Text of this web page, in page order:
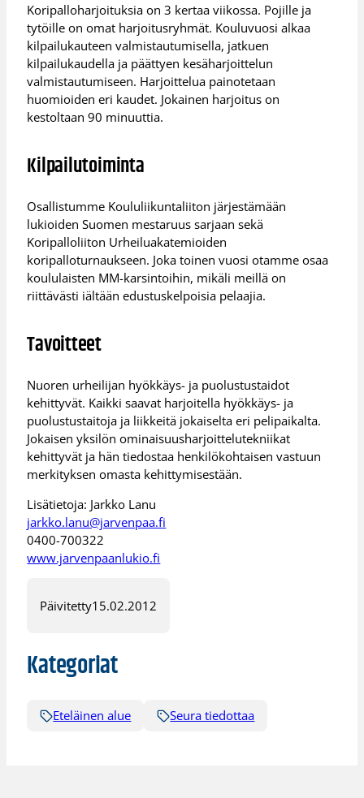
Koripalloharjoituksia on 3 kertaa viikossa. Pojille ja
tytöille on omat harjoitusryhmät. Kouluvuosi alkaa
kilpailukauteen valmistautumisella, jatkuen
kilpailukaudella ja päättyen kesäharjoittelun
valmistautumiseen. Harjoittelua painotetaan
huomioiden eri kaudet. Jokainen harjoitus on
kestoltaan 90 minuuttia.
Kilpailutoiminta
Osallistumme Koululiikuntaliiton järjestämään
lukioiden Suomen mestaruus sarjaan sekä
Koripalloliiton Urheiluakatemioiden
koripalloturnaukseen. Joka toinen vuosi otamme osaa
koululaisten MM-karsintoihin, mikäli meillä on
riittävästi iältään edustuskelpoisia pelaajia.
Tavoitteet
Nuoren urheilijan hyökkäys- ja puolustustaidot
kehittyvät. Kaikki saavat harjoitella hyökkäys- ja
puolustustaitoja ja liikkeitä jokaiselta eri pelipaikalta.
Jokaisen yksilön ominaisuusharjoittelutekniikat
kehittyvät ja hän tiedostaa henkilökohtaisen vastuun
merkityksen omasta kehittymisestään.
Lisätietoja: Jarkko Lanu
jarkko.lanu@jarvenpaa.fi
0400-700322
www.jarvenpaanlukio.fi
Päivitetty15.02.2012
Kategoriat
Eteläinen alue Seura tiedottaa